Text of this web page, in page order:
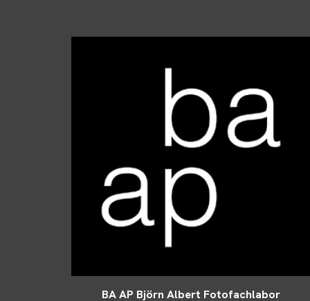
BA AP Björn Albert Fotofachlabor